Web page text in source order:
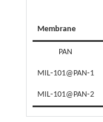
Membrane
PAN
MIL⁃101@PAN⁃1
MIL⁃101@PAN⁃2